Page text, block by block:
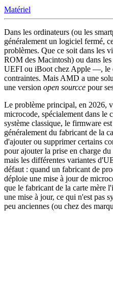
Matériel
Dans les ordinateurs (ou les
généralement un logiciel fermé,
problèmes. Que ce soit dans les
ROM des Macintosh) ou dans
UEFI ou iBoot chez Apple —, le
contraintes. Mais AMD a une
une version open sourcce pour
Le problème principal, en 2026,
microcode, spécialement dans le
système classique, le firmware
généralement du fabricant de la
d'ajouter ou supprimer certains
pour ajouter la prise en charge
mais les différentes variantes
défaut : quand un fabricant de
déploie une mise à jour de
que le fabricant de la carte mère
une mise à jour, ce qui n'est pas
peu anciennes (ou chez des